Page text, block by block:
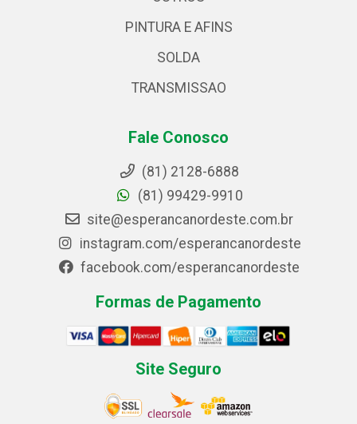
PINTURA E AFINS
SOLDA
TRANSMISSAO
Fale Conosco
(81) 2128-6888
(81) 99429-9910
site@esperancanordeste.com.br
instagram.com/esperancanordeste
facebook.com/esperancanordeste
Formas de Pagamento
Site Seguro